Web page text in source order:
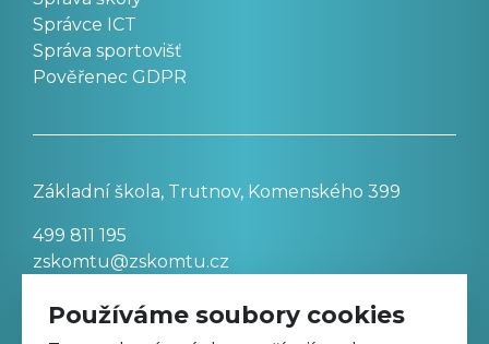
Správce ICT
Správa sportovišť
Pověřenec GDPR
Základní škola, Trutnov, Komenského 399
499 811 195
zskomtu@zskomtu.cz
Používáme soubory cookies